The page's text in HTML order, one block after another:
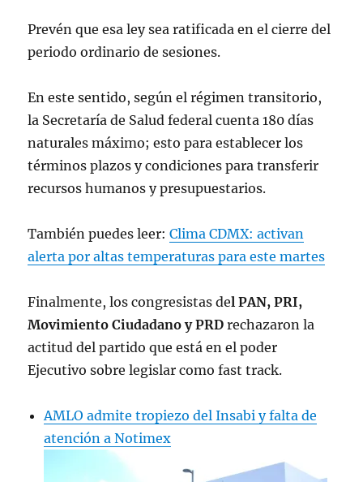
Prevén que esa ley sea ratificada en el cierre del
periodo ordinario de sesiones.
En este sentido, según el régimen transitorio,
la Secretaría de Salud federal cuenta 180 días
naturales máximo; esto para establecer los
términos plazos y condiciones para transferir
recursos humanos y presupuestarios.
También puedes leer:Clima CDMX: activan
alerta por altas temperaturas para este martes
Finalmente, los congresistas del PAN, PRI,
Movimiento Ciudadano y PRDrechazaron la
actitud del partido que está en el poder
Ejecutivo sobre legislar como fast track.
AMLO admite tropiezo del Insabi y falta de
atención a Notimex